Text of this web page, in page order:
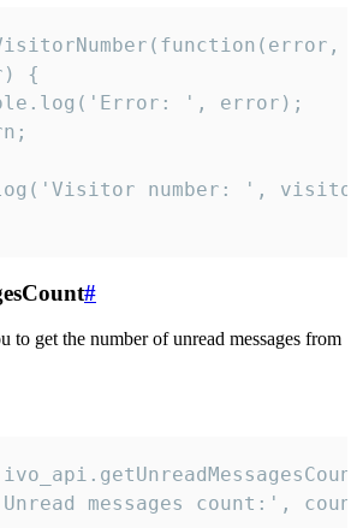
{
', error);
number: ',
#
to get the number of unread messages from
messages count:',